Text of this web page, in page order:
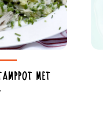
met